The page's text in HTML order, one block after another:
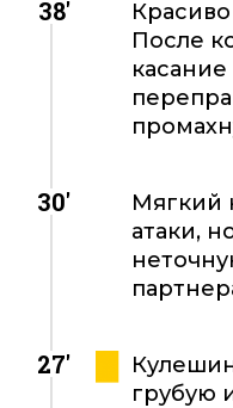
38'
После
30'
Мягкий
атаки,
27'
грубую